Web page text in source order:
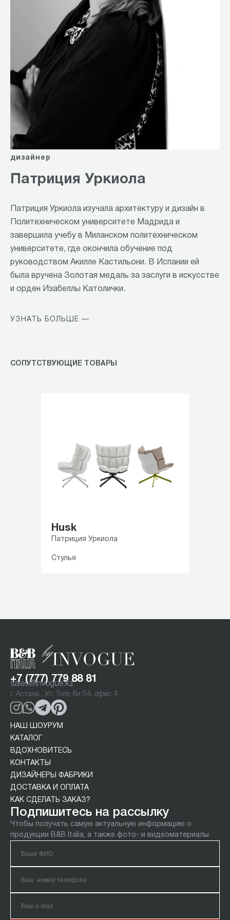
дизайнер
Патриция Уркиола
Патриция Уркиола изучала архитектуру и дизайн в
Политехническом университете Мадрида и
завершила учебу в Миланском политехническом
университете, где окончила обучение под
руководством Акилле Кастильони. В Испании ей
была вручена Золотая медаль за заслуги в искусстве
и орден Изабеллы Католички.
УЗНАТЬ БОЛЬШЕ —
СОПУТСТВУЮЩИЕ ТОВАРЫ
Husk
Патриция Уркиола
Стулья
+7 (777) 779 88 81
sales@invogue.kz
г. Астана , Ул. Толе би 54, офис 4
НАШ ШОУРУМ
КАТАЛОГ
ВДОХНОВИТЕСЬ
КОНТАКТЫ
ДИЗАЙНЕРЫ ФАБРИКИ
ДОСТАВКА И ОПЛАТА
КАК СДЕЛАТЬ ЗАКАЗ?
Подпишитесь на рассылку
Чтобы получать самую актуальную информацию о
продукции B&B Italia, а также фото- и видеоматериалы